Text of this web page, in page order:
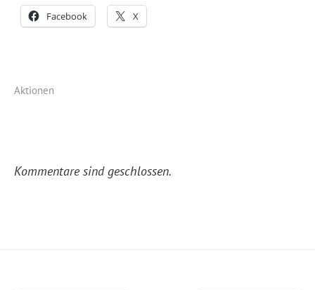
Facebook X
Aktionen
Kommentare sind geschlossen.